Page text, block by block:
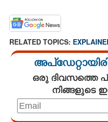
RELATED TOPICS:
ഒരു ദിവസത്തെ
നിങ്ങളുടെ